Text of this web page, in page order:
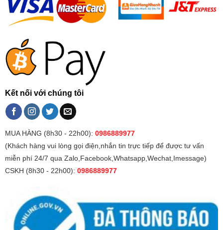
Kết nối với chúng tôi
MUA HÀNG (8h30 - 22h00): 0986889977
(Khách hàng vui lòng gọi điện,nhắn tin trực tiếp để được tư vấn
miễn phí 24/7 qua Zalo,Facebook,Whatsapp,Wechat,Imessage)
CSKH (8h30 - 22h00): 0986889977